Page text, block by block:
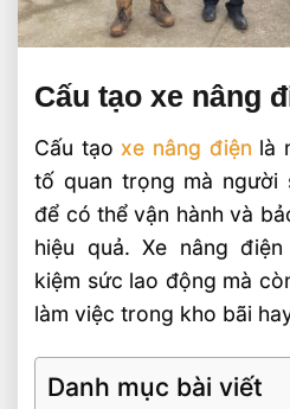
Cấu tạo xe nâng
Cấu tạo xe nâng điện là
tố quan trọng mà người
để có thể vận hành và
hiệu quả. Xe nâng
kiệm sức lao động mà
làm việc trong kho bãi
Danh mục bài viết